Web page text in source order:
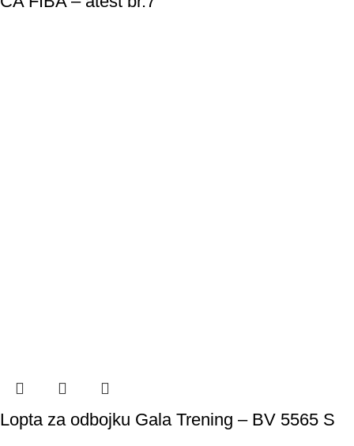
Lopta za odbojku Gala Trening – BV 5565 S